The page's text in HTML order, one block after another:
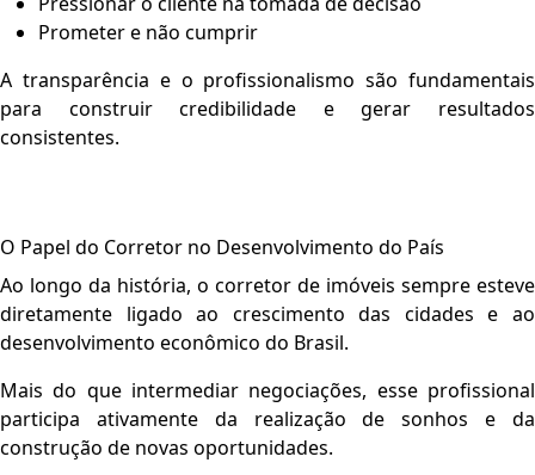
Prometer e não cumprir
A transparência e o profissionalismo são fundamentais
para construir credibilidade e gerar resultados
consistentes.
O Papel do Corretor no Desenvolvimento do País
Ao longo da história, o corretor de imóveis sempre esteve
diretamente ligado ao crescimento das cidades e ao
desenvolvimento econômico do Brasil.
Mais do que intermediar negociações, esse profissional
participa ativamente da realização de sonhos e da
construção de novas oportunidades.